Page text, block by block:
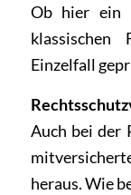
Ob hier ein
Einzelfall
Auch bei der
heraus. Wie